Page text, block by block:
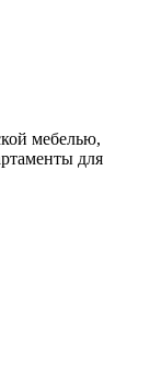
мебелью,
для